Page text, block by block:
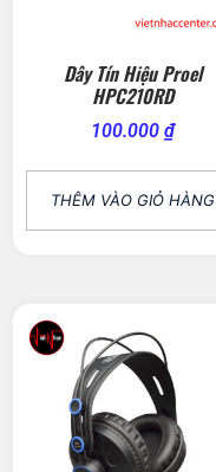
Dây Tín Hiệu Proel
HPC210RD
100.000 ₫
THÊM VÀO GIỎ HÀNG